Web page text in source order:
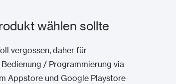
wählen sollte
vergossen, daher für
/ Programmierung via
Appstore und Google Playstore